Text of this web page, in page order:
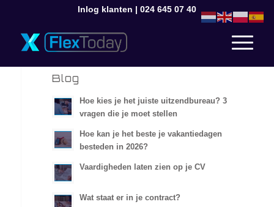
Inlog klanten | 024 645 07 40
Blog
Hoe kies je het juiste uitzendbureau? 3
vragen die je moet stellen
Hoe kan je het beste je vakantiedagen
besteden in 2026?
Vaardigheden laten zien op je CV
Wat staat er in je contract?